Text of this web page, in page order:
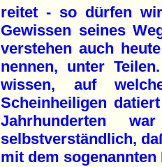
reitet - so dürfen
Gewissen seines
verstehen auch
nennen, unter
wissen, auf
Scheinheiligen
Jahrhunderten
selbstverständlich,
mit dem